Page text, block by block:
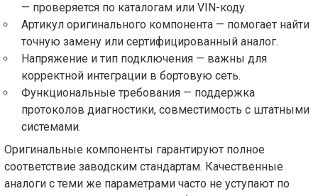
— проверяется по каталогам или VIN-коду.
Артикул оригинального компонента — помогает найти
точную замену или сертифицированный аналог.
Напряжение и тип подключения — важны для
корректной интеграции в бортовую сеть.
Функциональные требования — поддержка
протоколов диагностики, совместимость с штатными
системами.
Оригинальные компоненты гарантируют полное
соответствие заводским стандартам. Качественные
аналоги с теми же параметрами часто не уступают по